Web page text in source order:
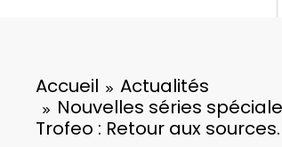
Accueil
Actualités
Nouvelles séries
Trofeo : Retour aux sources.